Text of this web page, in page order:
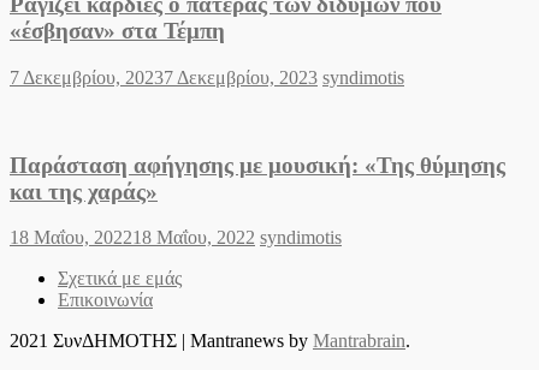
«έσβησαν» στα Τέμπη
Posted
7 Δεκεμβρίου, 20237 Δεκεμβρίου, 2023 Author
syndimotis
Παράσταση αφήγησης με μουσική: «Της θύμησης
και της χαράς»
Posted
18 Μαΐου, 202218 Μαΐου, 2022 Author
syndimotis
Σχετικά με εμάς
Επικοινωνία
2021 ΣυνΔΗΜΟΤΗΣ
Mantranews by Mantrabrain.